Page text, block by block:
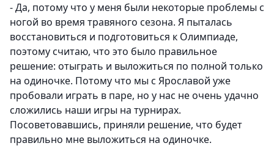
- Да, потому что у меня были некоторые проблемы с
ногой во время травяного сезона. Я пыталась
восстановиться и подготовиться к Олимпиаде,
поэтому считаю, что это было правильное
решение: отыграть и выложиться по полной только
на одиночке. Потому что мы с Ярославой уже
пробовали играть в паре, но у нас не очень удачно
сложились наши игры на турнирах.
Посоветовавшись, приняли решение, что будет
правильно мне выложиться на одиночке.